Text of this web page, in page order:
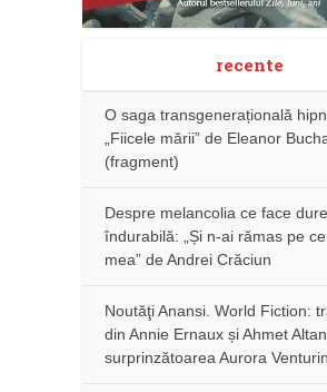
recente
O saga transgenerațională
„Fiicele mării” de Eleanor
(fragment)
Despre melancolia ce face
îndurabilă: „Și n-ai rămas pe
mea” de Andrei Crăciun
Noutăţi Anansi. World Fiction:
din Annie Ernaux și Ahmet
surprinzătoarea Aurora